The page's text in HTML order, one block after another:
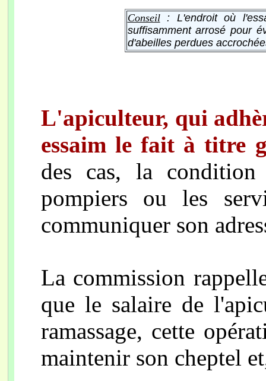
Conseil: L'endroit où
suffisamment arrosé pour
d'abeilles perdues
L'apiculteur, qui
essaim le fait à titre
des cas, la
pompiers ou les
communiquer son
La commission
que le salaire de
ramassage, cette
maintenir son cheptel